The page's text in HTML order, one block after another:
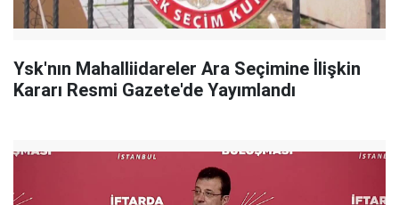
Ysk'nın Mahalliidareler Ara Seçimine İlişkin
Kararı Resmi Gazete'de Yayımlandı